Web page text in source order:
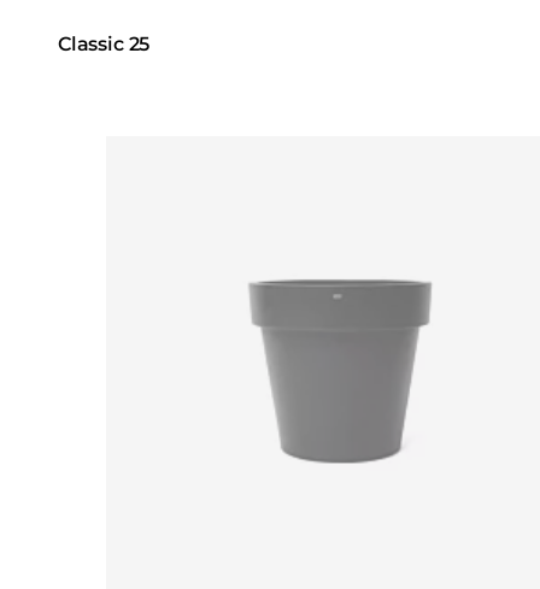
Classic 25